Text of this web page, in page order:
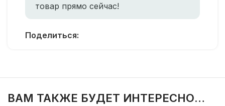
товар прямо сейчас!
Поделиться:
ВАМ ТАКЖЕ БУДЕТ ИНТЕРЕСНО…